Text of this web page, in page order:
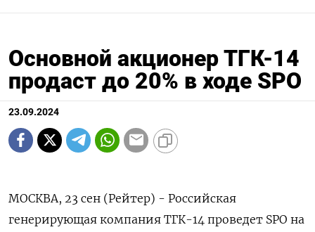
Основной акционер ТГК-14
продаст до 20% в ходе SPO
23.09.2024
МОСКВА, 23 сен (Рейтер) - Российская
генерирующая компания ТГК-14 проведет SPO на